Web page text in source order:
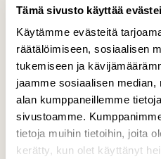
Tämä sivusto käyttää
Käytämme evästeitä
räätälöimiseen, sosiaalisen
tukemiseen ja
jaamme sosiaalisen
alan kumppaneillemme
sivustoamme.
tietoja muihin tietoihin, joita
kerätty, kun olet käyttänyt
Tämä perhonen oli
vihertävään
pikemminkin